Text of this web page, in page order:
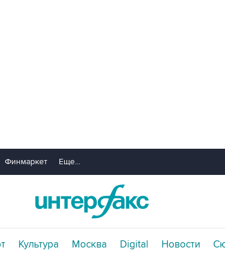
Финмаркет Еще...
Культура Москва Digital Новости